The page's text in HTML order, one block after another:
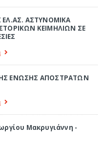
ΕΛ.ΑΣ. ΑΣΤΥΝΟΜΙΚΑ
ΚΕΙΜΗΛΙΩΝ ΣΕ
ΕΝΩΣΗΣ ΑΠΟΣΤΡΑΤΩΝ
Μακρυγιάννη -